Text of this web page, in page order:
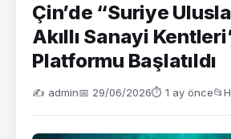
Çin’de “Suriye
Akıllı Sanayi
Platformu Başlatıldı
✍️ admin📅 29/06/2026⏱ 1 ay önce📂